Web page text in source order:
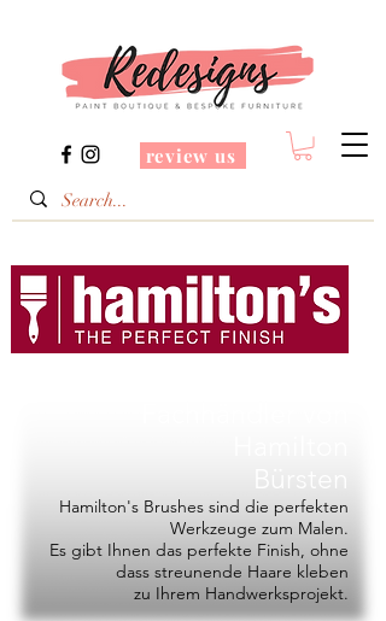
review us
Hamilton's Brushes sind die perfekten
Werkzeuge zum Malen.
Es gibt Ihnen das perfekte Finish, ohne
dass streunende Haare kleben
zu Ihrem Handwerksprojekt.